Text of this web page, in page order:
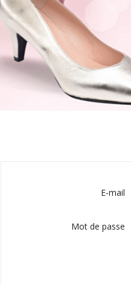
E-mail
Mot de passe